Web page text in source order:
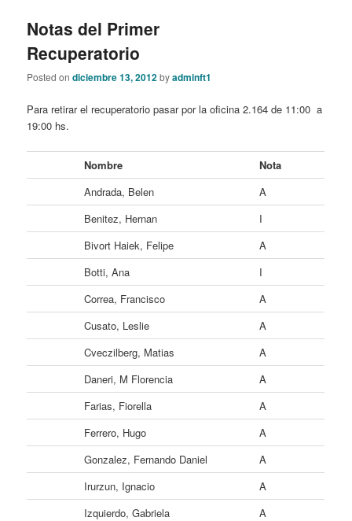
Notas del Primer
Recuperatorio
Posted ondiciembre 13, 2012byadminft1
Para retirar el recuperatorio pasar por la oficina 2.164 de 11:00 a
19:00 hs.
Nombre
Nota
Andrada, Belen
A
Benitez, Hernan
I
Bivort Haiek, Felipe
A
Botti, Ana
I
Correa, Francisco
A
Cusato, Leslie
A
Cveczilberg, Matias
A
Daneri, M Florencia
A
Farias, Fiorella
A
Ferrero, Hugo
A
Gonzalez, Fernando Daniel
A
Irurzun, Ignacio
A
Izquierdo, Gabriela
A